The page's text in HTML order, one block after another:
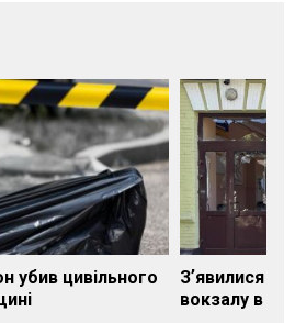
убив цивільного
Зʼявилися
вокзалу в